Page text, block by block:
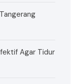
Agar Tidur